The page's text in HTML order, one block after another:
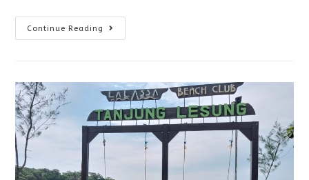
Continue Reading